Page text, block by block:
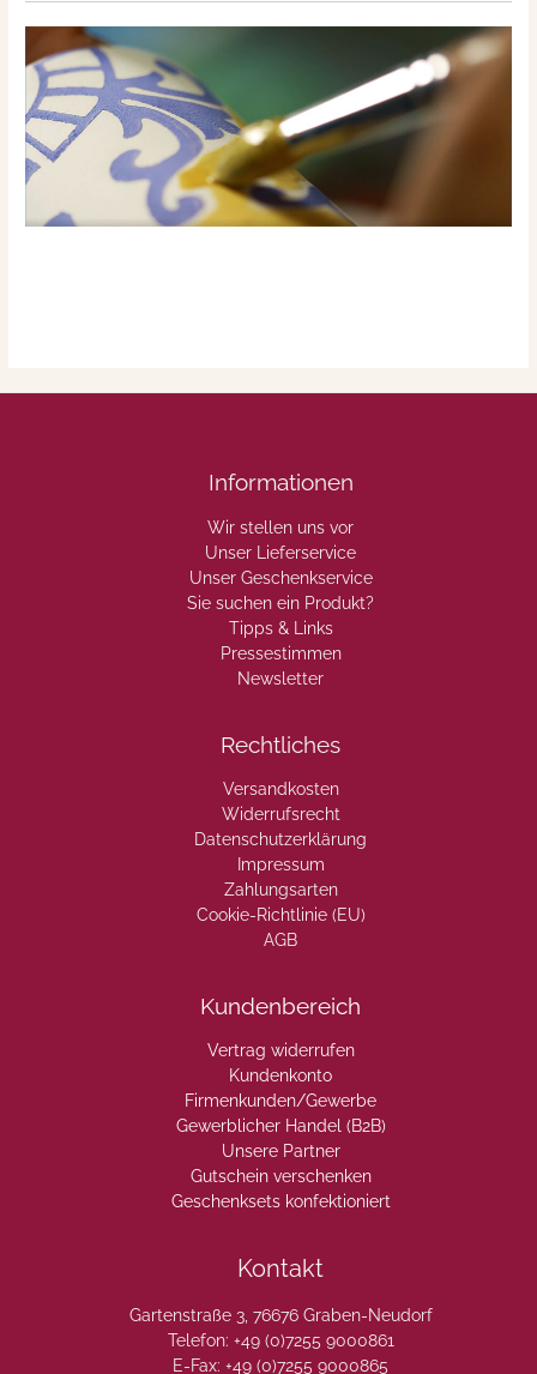
Informationen
Wir stellen uns vor
Unser Lieferservice
Unser Geschenkservice
Sie suchen ein Produkt?
Tipps & Links
Pressestimmen
Newsletter
Rechtliches
Versandkosten
Widerrufsrecht
Datenschutzerklärung
Impressum
Zahlungsarten
Cookie-Richtlinie (EU)
AGB
Kundenbereich
Vertrag widerrufen
Kundenkonto
Firmenkunden/Gewerbe
Gewerblicher Handel (B2B)
Unsere Partner
Gutschein verschenken
Geschenksets konfektioniert
Kontakt
Gartenstraße 3, 76676 Graben-Neudorf
Telefon: +49 (0)7255 9000861
E-Fax: +49 (0)7255 9000865